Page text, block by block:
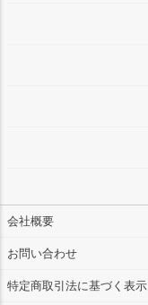
会社概要
お問い合わせ
特定商取引法に基づく表示